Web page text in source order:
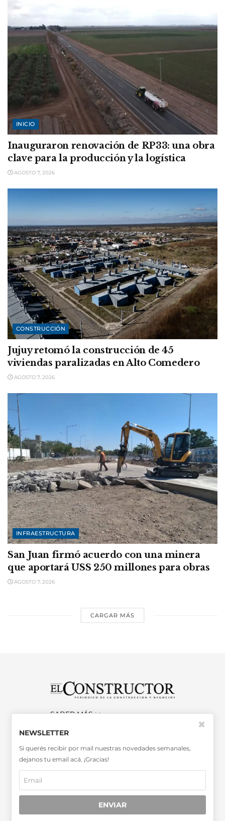
INICIO
Inauguraron renovación de RP33: una obra
clave para la producción y la logística
AGOSTO 7, 2026
CONSTRUCCIÓN
Jujuy retomó la construcción de 45
viviendas paralizadas en Alto Comedero
AGOSTO 7, 2026
INFRAESTRUCTURA
San Juan firmó acuerdo con una minera
que aportará USS 250 millones para obras
AGOSTO 7, 2026
CARGAR MÁS
SABER MÁS >>
OTRAS PUBLICACIONES >>
Miembro de la Asociación de
Entidades Periodísticas Argentinas
NEWSLETTER
Si querés recibir por mail nuestras novedades semanales,
dejanos tu email acá. ¡Gracias!
ENVIAR
✖